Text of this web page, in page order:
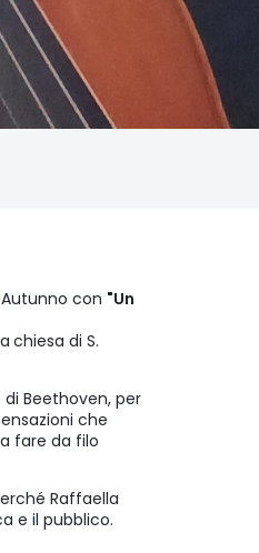
con "Un
chiesa di S.
Beethoven, per
che
fare da filo
Raffaella
e il pubblico.